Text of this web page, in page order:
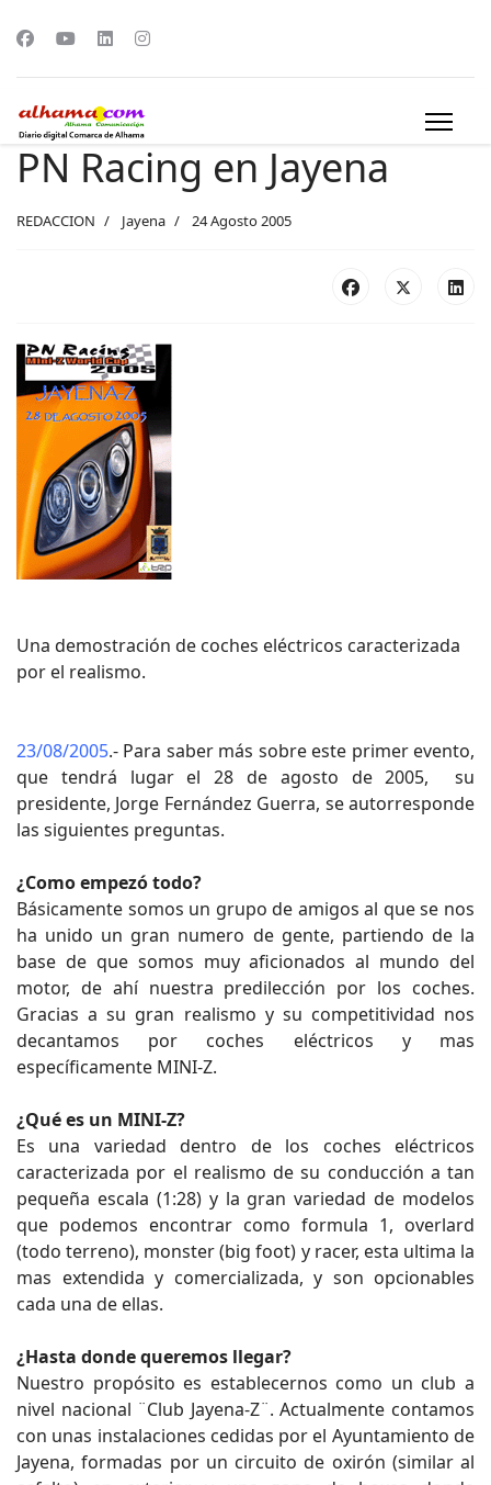
PN Racing en Jayena
REDACCION Jayena 24 Agosto 2005
Una demostración de coches eléctricos caracterizada
por el realismo.
23/08/2005.- Para saber más sobre este primer evento,
que tendrá lugar el 28 de agosto de 2005, su
presidente, Jorge Fernández Guerra, se autorresponde
las siguientes preguntas.
¿Como empezó todo?
Básicamente somos un grupo de amigos al que se nos
ha unido un gran numero de gente, partiendo de la
base de que somos muy aficionados al mundo del
motor, de ahí nuestra predilección por los coches.
Gracias a su gran realismo y su competitividad nos
decantamos por coches eléctricos y mas
específicamente MINI-Z.
¿Qué es un MINI-Z?
Es una variedad dentro de los coches eléctricos
caracterizada por el realismo de su conducción a tan
pequeña escala (1:28) y la gran variedad de modelos
que podemos encontrar como formula 1, overlard
(todo terreno), monster (big foot) y racer, esta ultima la
mas extendida y comercializada, y son opcionables
cada una de ellas.
¿Hasta donde queremos llegar?
Nuestro propósito es establecernos como un club a
nivel nacional ¨Club Jayena-Z¨. Actualmente contamos
con unas instalaciones cedidas por el Ayuntamiento de
Jayena, formadas por un circuito de oxirón (similar al